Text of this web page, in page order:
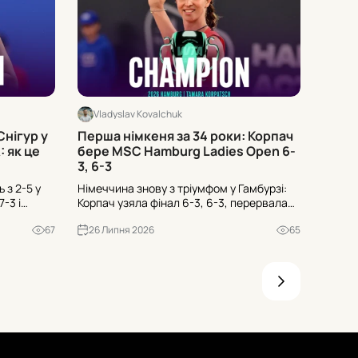
у
як це
з 2-5 у
3 і
67
Vladyslav Kovalchuk
Перша німкеня за 34 роки: Корпач
бере MSC Hamburg Ladies Open 6-
3, 6-3
Німеччина знову з тріумфом у Гамбурзі:
Корпач узяла фінал 6-3, 6-3, перервала
програних домашніх фіналів. Що це
26 Липня 2026 65